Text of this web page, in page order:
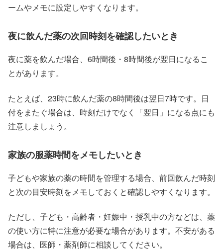
ームやメモに設定しやすくなります。
夜に飲んだ薬の次回時刻を確認したいとき
夜に薬を飲んだ場合、6時間後・8時間後が翌日になるこ
とがあります。
たとえば、23時に飲んだ薬の8時間後は翌日7時です。日
付をまたぐ場合は、時刻だけでなく「翌日」になる点にも
注意しましょう。
家族の服薬時間をメモしたいとき
子どもや家族の薬の時間を管理する場合、前回飲んだ時刻
と次の目安時刻をメモしておくと確認しやすくなります。
ただし、子ども・高齢者・妊娠中・授乳中の方などは、薬
の使い方に特に注意が必要な場合があります。不安がある
場合は、医師・薬剤師に相談してください。